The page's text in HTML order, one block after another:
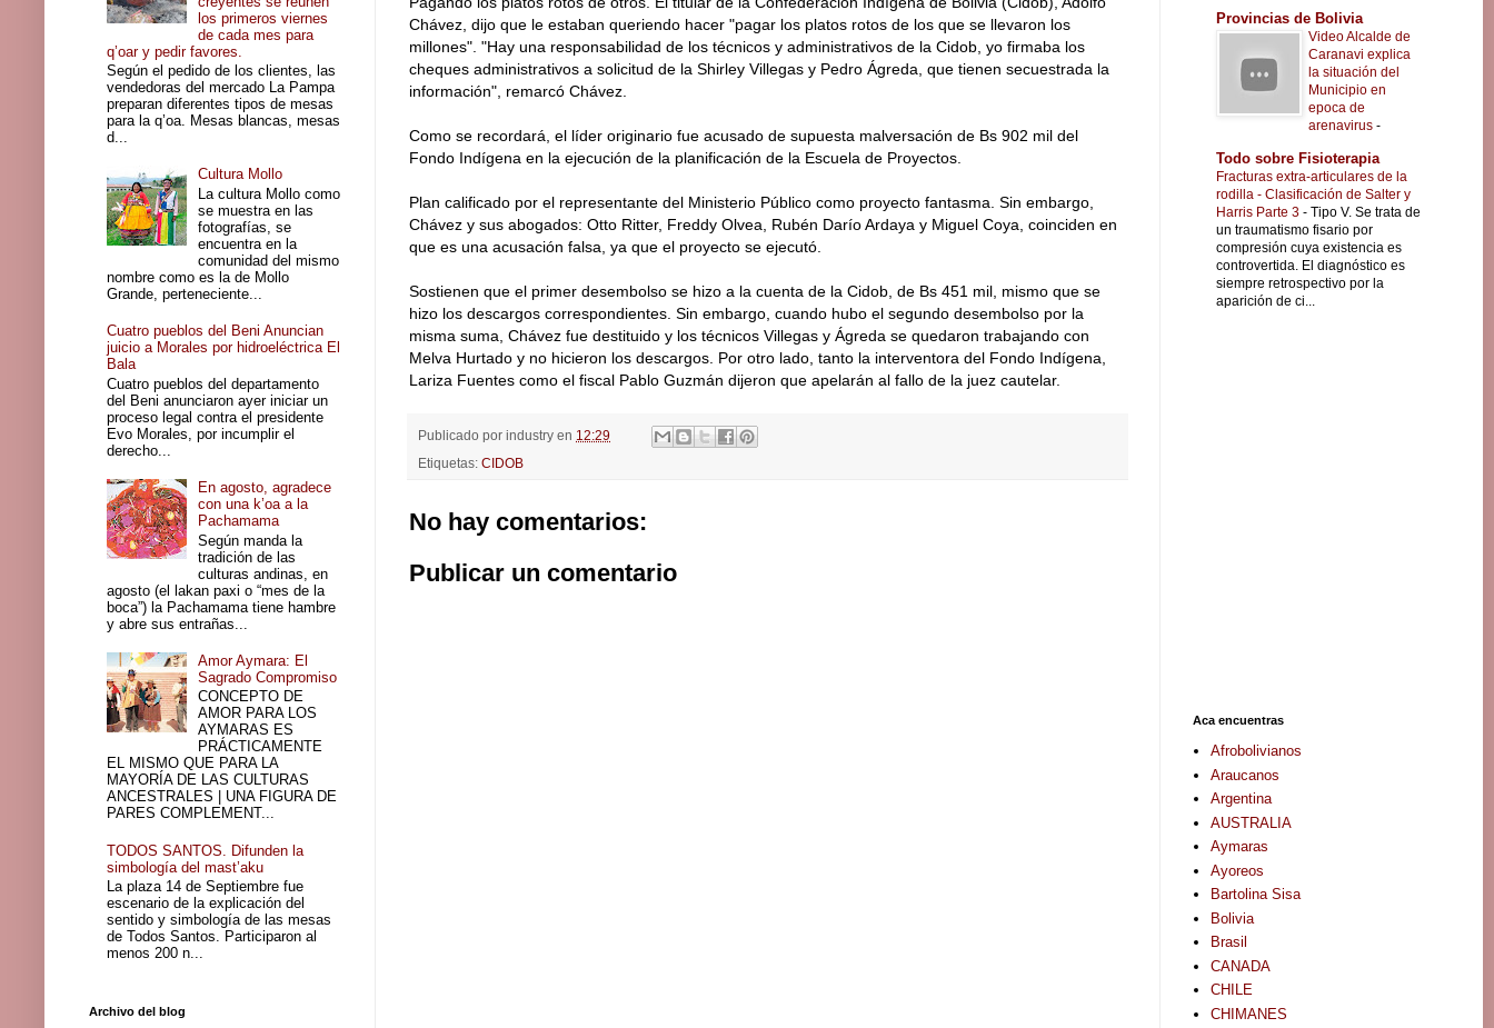
Chávez, dijo que le estaban queriendo hacer "pagar los platos rotos de los que se llevaron los
millones". "Hay una responsabilidad de los técnicos y administrativos de la Cidob, yo firmaba los
cheques administrativos a solicitud de la Shirley Villegas y Pedro Ágreda, que tienen secuestrada la
información", remarcó Chávez.
Como se recordará, el líder originario fue acusado de supuesta malversación de Bs 902 mil del
Fondo Indígena en la ejecución de la planificación de la Escuela de Proyectos.
Plan calificado por el representante del Ministerio Público como proyecto fantasma. Sin embargo,
Chávez y sus abogados: Otto Ritter, Freddy Olvea, Rubén Darío Ardaya y Miguel Coya, coinciden en
que es una acusación falsa, ya que el proyecto se ejecutó.
Sostienen que el primer desembolso se hizo a la cuenta de la Cidob, de Bs 451 mil, mismo que se
hizo los descargos correspondientes. Sin embargo, cuando hubo el segundo desembolso por la
misma suma, Chávez fue destituido y los técnicos Villegas y Ágreda se quedaron trabajando con
Melva Hurtado y no hicieron los descargos. Por otro lado, tanto la interventora del Fondo Indígena,
Lariza Fuentes como el fiscal Pablo Guzmán dijeron que apelarán al fallo de la juez cautelar.
Publicado por industry en 12:29
Etiquetas: CIDOB
No hay comentarios:
Publicar un comentario
los primeros viernes
de cada mes para
q’oar y pedir favores.
Según el pedido de los clientes, las
vendedoras del mercado La Pampa
preparan diferentes tipos de mesas
para la q’oa. Mesas blancas, mesas
d...
Cultura Mollo
La cultura Mollo como
se muestra en las
fotografías, se
encuentra en la
comunidad del mismo
nombre como es la de Mollo
Grande, perteneciente...
Cuatro pueblos del Beni Anuncian
juicio a Morales por hidroeléctrica El
Bala
Cuatro pueblos del departamento
del Beni anunciaron ayer iniciar un
proceso legal contra el presidente
Evo Morales, por incumplir el
derecho...
En agosto, agradece
con una k’oa a la
Pachamama
Según manda la
tradición de las
culturas andinas, en
agosto (el lakan paxi o “mes de la
boca”) la Pachamama tiene hambre
y abre sus entrañas...
Amor Aymara: El
Sagrado Compromiso
CONCEPTO DE
AMOR PARA LOS
AYMARAS ES
PRÁCTICAMENTE
EL MISMO QUE PARA LA
MAYORÍA DE LAS CULTURAS
ANCESTRALES | UNA FIGURA DE
PARES COMPLEMENT...
TODOS SANTOS. Difunden la
simbología del mast’aku
La plaza 14 de Septiembre fue
escenario de la explicación del
sentido y simbología de las mesas
de Todos Santos. Participaron al
menos 200 n...
Archivo del blog
Provincias de Bolivia
Video Alcalde de
Caranavi explica
la situación del
Municipio en
epoca de
arenavirus -
Todo sobre Fisioterapia
Fracturas extra-articulares de la
rodilla - Clasificación de Salter y
Harris Parte 3 - Tipo V. Se trata de
un traumatismo fisario por
compresión cuya existencia es
controvertida. El diagnóstico es
siempre retrospectivo por la
aparición de ci...
Aca encuentras
Afrobolivianos
Araucanos
Argentina
AUSTRALIA
Aymaras
Ayoreos
Bartolina Sisa
Bolivia
Brasil
CANADA
CHILE
CHIMANES